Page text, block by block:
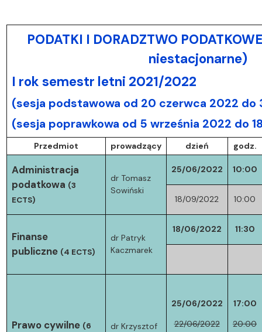
PODATKI I DORADZTWO
niestacjonarne)
I rok semestr letni 2021/2022
(sesja podstawowa od 20 czerwca 2022 do
(sesja poprawkowa od 5 września 2022 do
Przedmiot prowadzący dzień godz.
Administracja
podatkowa (3
ECTS)
dr Tomasz
Sowiński
25/06/2022 10:00
18/09/2022 10:00
Finanse
publiczne (4 ECTS)
dr Patryk
Kaczmarek
18/06/2022 11:30
Prawo cywilne (6
dr Krzysztof
25/06/2022
22/06/2022
17:00
20:00